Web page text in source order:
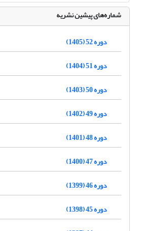
شماره‌های پیشین نشریه
دوره 52 (1405)
دوره 51 (1404)
دوره 50 (1403)
دوره 49 (1402)
دوره 48 (1401)
دوره 47 (1400)
دوره 46 (1399)
دوره 45 (1398)